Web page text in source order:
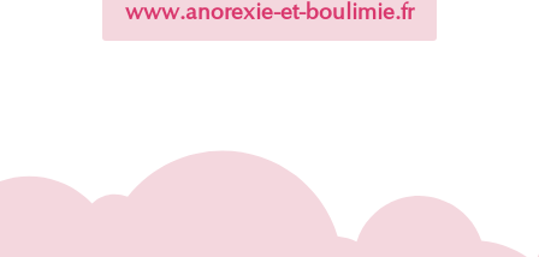
www.anorexie-et-boulimie.fr